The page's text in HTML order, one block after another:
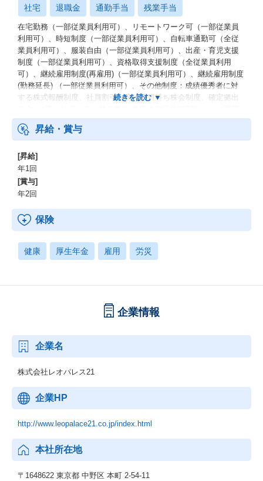
社宅 退職金 通勤手当 残業手当
在宅勤務（一部従業員利用可）、リモートワーク可（一部従業員
利用可）、時短制度（一部従業員利用可）、自転車通勤可（全従
業員利用可）、服装自由（一部従業員利用可）、出産・育児支援
制度（一部従業員利用可）、資格取得支援制度（全従業員利用
可）、継続雇用制度(再雇用)（一部従業員利用可）、継続雇用制度
(勤務延長) （一部従業員利用可）、その他制度：成績優秀者に対
する株式報酬制度、社員割引制度、社員持ち株会制度、確定拠出
金：有
昇給・賞与
[昇給]
年1回
[賞与]
年2回
保険
健康 厚生年金 雇用 労災
企業情報
企業名
株式会社レオパレス21
企業HP
http://www.leopalace21.co.jp/index.html
本社所在地
〒1648622 東京都 中野区 本町 2‐54‐11